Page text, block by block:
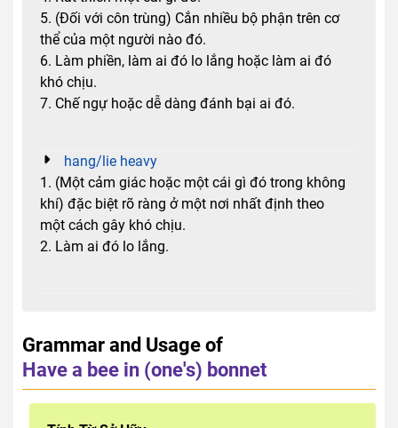
5. (Đối với côn trùng) Cắn nhiều bộ phận trên cơ
thể của một người nào đó.
6. Làm phiền, làm ai đó lo lắng hoặc làm ai đó
khó chịu.
7. Chế ngự hoặc dễ dàng đánh bại ai đó.
hang/lie heavy
1. (Một cảm giác hoặc một cái gì đó trong không
khí) đặc biệt rõ ràng ở một nơi nhất định theo
một cách gây khó chịu.
2. Làm ai đó lo lắng.
Grammar and Usage of
Have a bee in (one's) bonnet